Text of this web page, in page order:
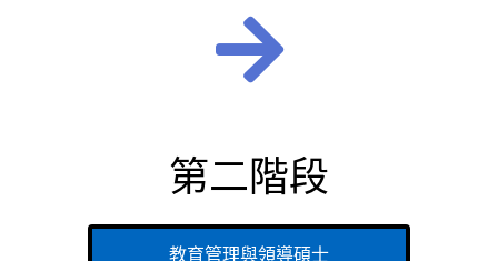
第二階段
教育管理與領導碩士